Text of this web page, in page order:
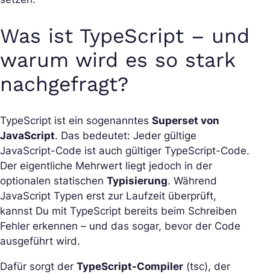
Was ist TypeScript – und
warum wird es so stark
nachgefragt?
TypeScript ist ein sogenanntes Superset von
JavaScript. Das bedeutet: Jeder gültige
JavaScript-Code ist auch gültiger TypeScript-Code.
Der eigentliche Mehrwert liegt jedoch in der
optionalen statischen Typisierung. Während
JavaScript Typen erst zur Laufzeit überprüft,
kannst Du mit TypeScript bereits beim Schreiben
Fehler erkennen – und das sogar, bevor der Code
ausgeführt wird.
Dafür sorgt der TypeScript-Compiler (tsc), der